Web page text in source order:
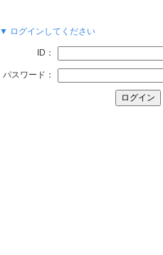
▼ ログインしてください
ID：
パスワード：